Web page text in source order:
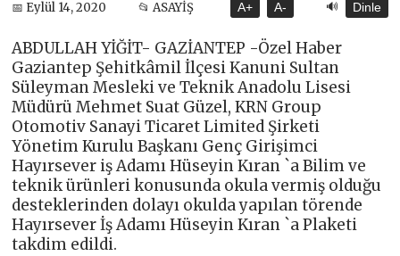
📅 Eylül 14, 2020 📂 ASAYİŞ A+ A- 🔊 Dinle
ABDULLAH YİĞİT- GAZİANTEP -Özel Haber
Gaziantep Şehitkâmil İlçesi Kanuni Sultan
Süleyman Mesleki ve Teknik Anadolu Lisesi
Müdürü Mehmet Suat Güzel, KRN Group
Otomotiv Sanayi Ticaret Limited Şirketi
Yönetim Kurulu Başkanı Genç Girişimci
Hayırsever iş Adamı Hüseyin Kıran `a Bilim ve
teknik ürünleri konusunda okula vermiş olduğu
desteklerinden dolayı okulda yapılan törende
Hayırsever İş Adamı Hüseyin Kıran `a Plaketi
takdim edildi.